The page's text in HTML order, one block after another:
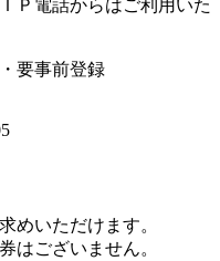
Ｐ電話からはご利用いた
要事前登録
めいただけます。
はございません。